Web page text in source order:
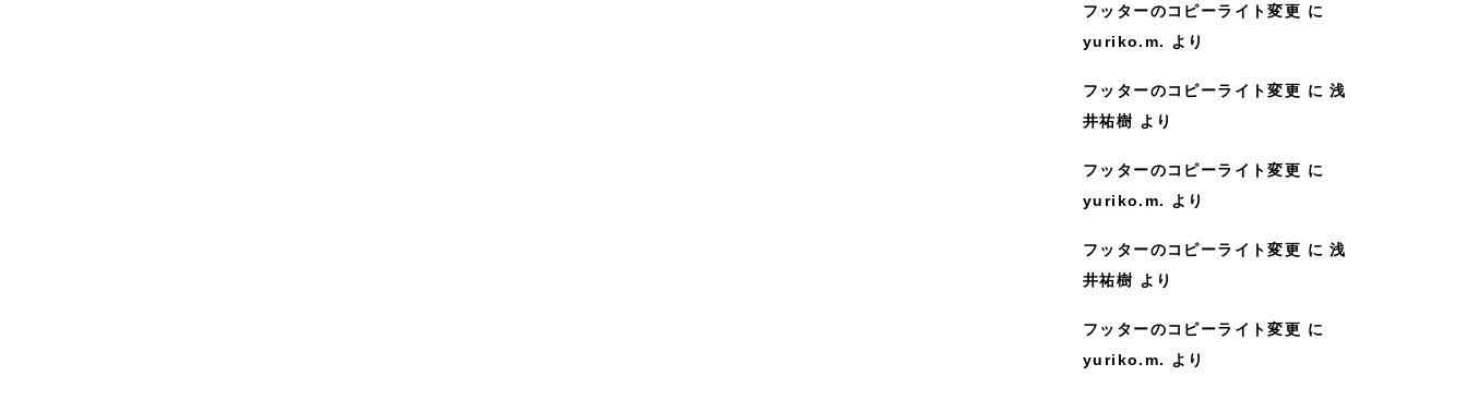
フッターのコピーライト変更 に
yuriko.m.
より
フッターのコピーライト変更 に浅
井祐樹 より
フッターのコピーライト変更 に
yuriko.m.
より
フッターのコピーライト変更 に浅
井祐樹 より
フッターのコピーライト変更 に
yuriko.m.
より